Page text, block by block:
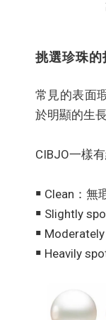
挑選珍珠
常見的表面
於明顯的生
CIBJO一樣
￭ Clean：無
￭ Slightly
￭
￭ Heavily